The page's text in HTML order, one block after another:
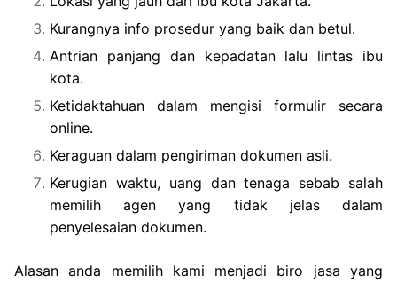
Kurangnya info prosedur yang baik dan betul.
Antrian panjang dan kepadatan lalu lintas ibu
kota.
Ketidaktahuan dalam mengisi formulir secara
online.
Keraguan dalam pengiriman dokumen asli.
Kerugian waktu, uang dan tenaga sebab salah
memilih agen yang tidak jelas dalam
penyelesaian dokumen.
Alasan anda memilih kami menjadi biro jasa yang